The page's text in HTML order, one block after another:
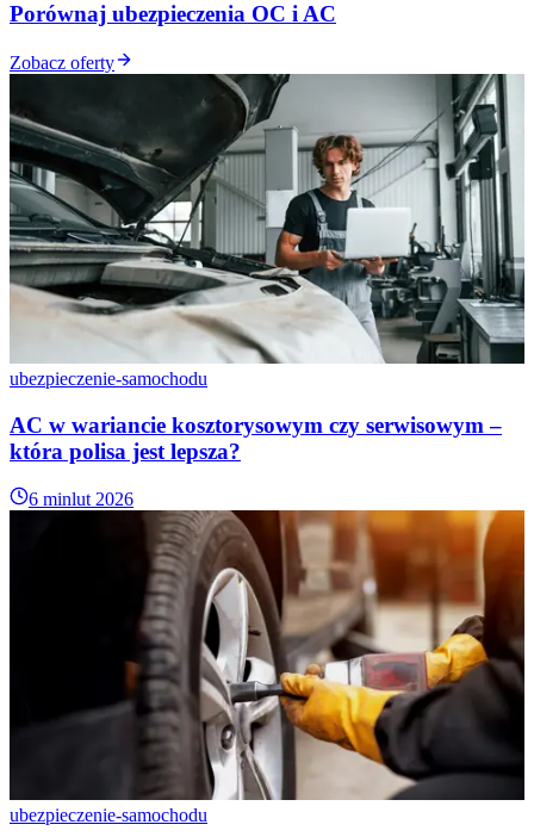
Porównaj ubezpieczenia OC i AC
Zobacz oferty
ubezpieczenie-samochodu
AC w wariancie kosztorysowym czy serwisowym –
która polisa jest lepsza?
6 minlut 2026
ubezpieczenie-samochodu